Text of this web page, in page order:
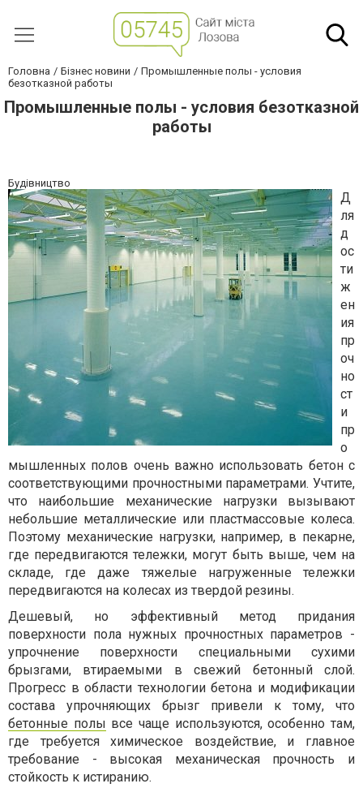
Головна Бізнес новини
Промышленные полы - условия
безотказной работы
Промышленные полы - условия безотказной
работы
Будівництво
Д
ля
д
ос
ти
ж
ен
ия
пр
оч
но
ст
и
пр
о
мышленных полов очень важно использовать бетон с
соответствующими прочностными параметрами. Учтите,
что наибольшие механические нагрузки вызывают
небольшие металлические или пластмассовые колеса.
Поэтому механические нагрузки, например, в пекарне,
где передвигаются тележки, могут быть выше, чем на
складе, где даже тяжелые нагруженные тележки
передвигаются на колесах из твердой резины.
Дешевый, но эффективный метод придания
поверхности пола нужных прочностных параметров -
упрочнение поверхности специальными сухими
брызгами, втираемыми в свежий бетонный слой.
Прогресс в области технологии бетона и модификации
состава упрочняющих брызг привели к тому, что
бетонные полы все чаще используются, особенно там,
где требуется химическое воздействие, и главное
требование - высокая механическая прочность и
стойкость к истиранию.